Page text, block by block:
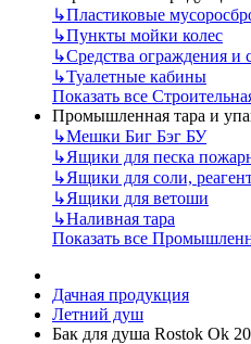
↳Пластиковые
↳Пункты мойки колес
↳Средства ограждения и
↳Туалетные кабины
Показать все
Промышленная тара и
↳Мешки Биг Бэг БУ
↳Ящики для песка
↳Ящики для соли,
↳Ящики для ветоши
↳Наливная тара
Показать все
Дачная продукция
Летний душ
Бак для душа Rostok Ok